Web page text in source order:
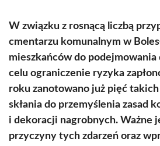
W związku z rosnącą liczbą
cmentarzu komunalnym w
mieszkańców do podejmowania
celu ograniczenie ryzyka
roku zanotowano już pięć
skłania do przemyślenia zasad
i dekoracji nagrobnych. Ważne
przyczyny tych zdarzeń oraz